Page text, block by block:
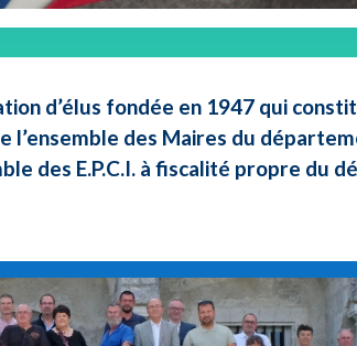
d’élus fondée en 1947 qui
l’ensemble des Maires du
des E.P.C.I. à fiscalité propre du